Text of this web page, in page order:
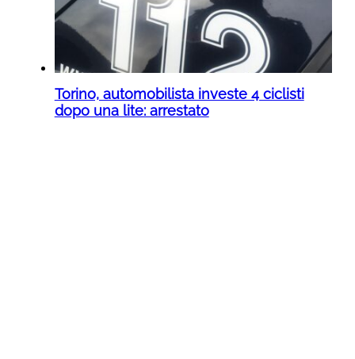
Torino, automobilista investe 4 ciclisti
dopo una lite: arrestato